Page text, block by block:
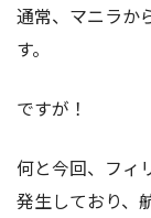
通常、マニラか
す。
ですが！
何と今回、フィ
発生しており、